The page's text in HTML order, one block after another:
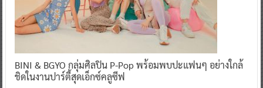
BINI & BGYO กลุ่มศิลปิน P-Pop พร้อมพบปะแฟนๆ อย่างใกล้
ชิดในงานปาร์ตี้สุดเอ็กซ์คลูซีฟ